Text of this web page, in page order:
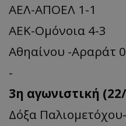
ΑΕΛ-ΑΠΟΕΛ 1-1
ΑΕΚ-Ομόνοια 4-3
Αθηαίνου -Αραράτ
-
3η αγωνιστική
Δόξα